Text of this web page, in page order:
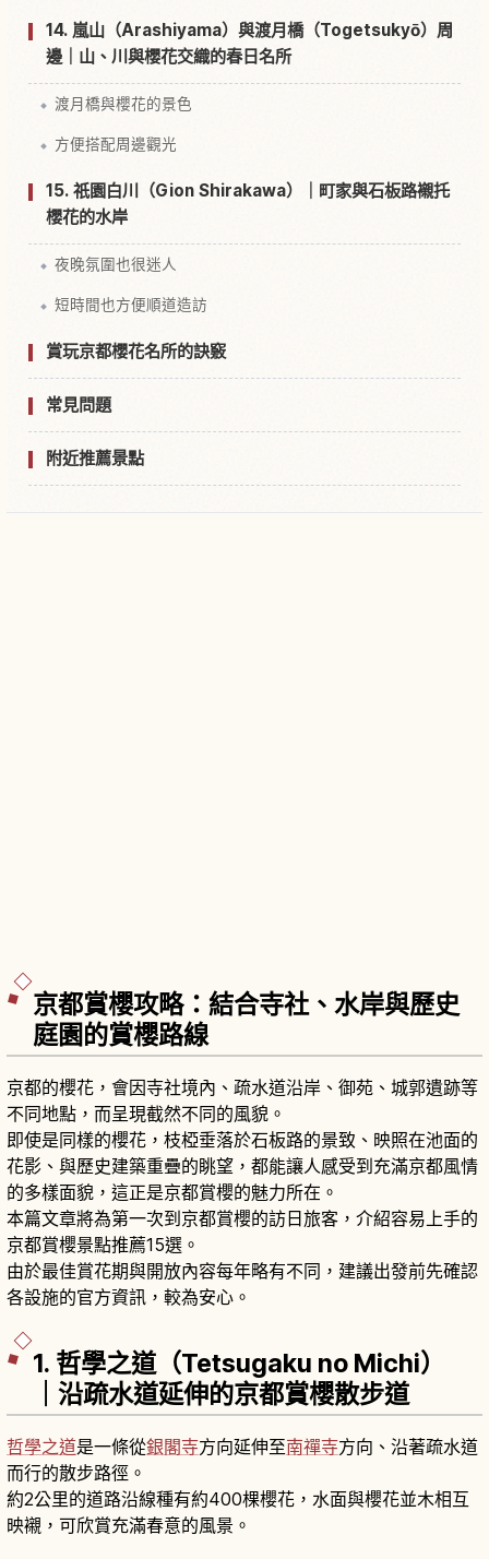
14. 嵐山（Arashiyama）與渡月橋（Togetsukyō）周
邊｜山、川與櫻花交織的春日名所
渡月橋與櫻花的景色
方便搭配周邊觀光
15. 祇園白川（Gion Shirakawa）｜町家與石板路襯托
櫻花的水岸
夜晚氛圍也很迷人
短時間也方便順道造訪
賞玩京都櫻花名所的訣竅
常見問題
附近推薦景點
京都賞櫻攻略：結合寺社、水岸與歷史
庭園的賞櫻路線
京都的櫻花，會因寺社境內、疏水道沿岸、御苑、城郭遺跡等
不同地點，而呈現截然不同的風貌。
即使是同樣的櫻花，枝椏垂落於石板路的景致、映照在池面的
花影、與歷史建築重疊的眺望，都能讓人感受到充滿京都風情
的多樣面貌，這正是京都賞櫻的魅力所在。
本篇文章將為第一次到京都賞櫻的訪日旅客，介紹容易上手的
京都賞櫻景點推薦15選。
由於最佳賞花期與開放內容每年略有不同，建議出發前先確認
各設施的官方資訊，較為安心。
1. 哲學之道（Tetsugaku no Michi）
｜沿疏水道延伸的京都賞櫻散步道
哲學之道是一條從銀閣寺方向延伸至南禪寺方向、沿著疏水道
而行的散步路徑。
約2公里的道路沿線種有約400棵櫻花，水面與櫻花並木相互
映襯，可欣賞充滿春意的風景。